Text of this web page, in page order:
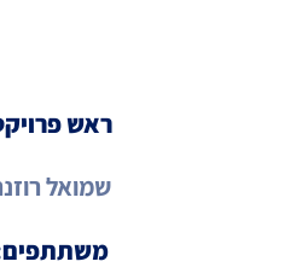
ראש
שמואל